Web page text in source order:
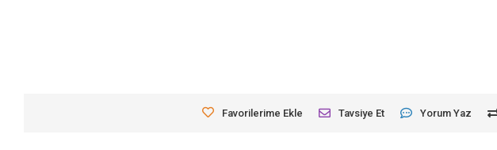
Favorilerime Ekle Tavsiye Et Yorum Yaz